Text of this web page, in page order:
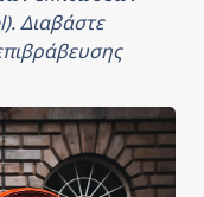
Διαβάστε
περισσότερα για το πρόγραμμα επιβράβευσης